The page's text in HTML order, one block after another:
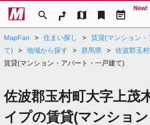
search map bookmark event_note
New!
MapFan > 住まい探し >
賃貸(マンション
て)
> 地域から探す > 群馬県 > 佐波郡玉
賃貸(マンション・アパート・一戸建て)
佐波郡玉村町大字上茂
イプの賃貸(マンショ